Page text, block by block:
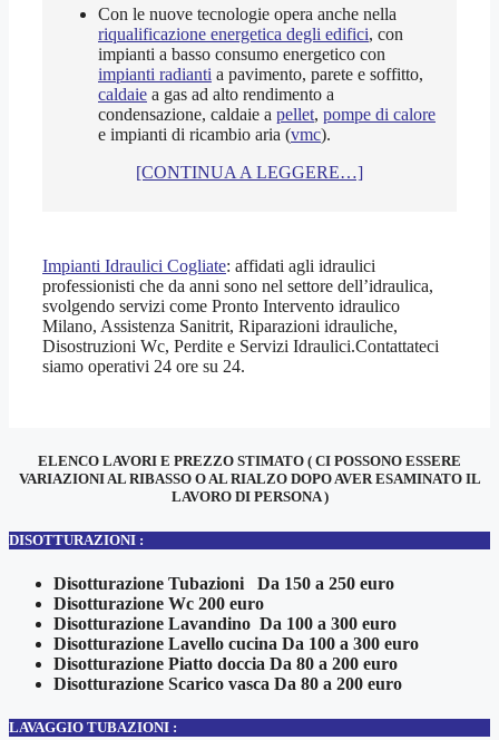
Con le nuove tecnologie opera anche nella
riqualificazione energetica degli edifici, con
impianti a basso consumo energetico con
impianti radianti a pavimento, parete e soffitto,
caldaie a gas ad alto rendimento a
condensazione, caldaie a pellet, pompe di calore
e impianti di ricambio aria (vmc).
[CONTINUA A LEGGERE…]
Impianti Idraulici Cogliate: affidati agli idraulici
professionisti che da anni sono nel settore dell’idraulica,
svolgendo servizi come Pronto Intervento idraulico
Milano, Assistenza Sanitrit, Riparazioni idrauliche,
Disostruzioni Wc, Perdite e Servizi Idraulici.Contattateci
siamo operativi 24 ore su 24.
ELENCO LAVORI E PREZZO STIMATO ( CI POSSONO ESSERE
VARIAZIONI AL RIBASSO O AL RIALZO DOPO AVER ESAMINATO IL
LAVORO DI PERSONA )
DISOTTURAZIONI :
Disotturazione Tubazioni Da 150 a 250 euro
Disotturazione Wc 200 euro
Disotturazione Lavandino Da 100 a 300 euro
Disotturazione Lavello cucina Da 100 a 300 euro
Disotturazione Piatto doccia Da 80 a 200 euro
Disotturazione Scarico vasca Da 80 a 200 euro
LAVAGGIO TUBAZIONI :